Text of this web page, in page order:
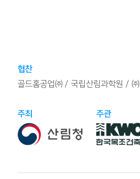
협찬
골드홈공업㈜
국립산림과학원
주최 주관